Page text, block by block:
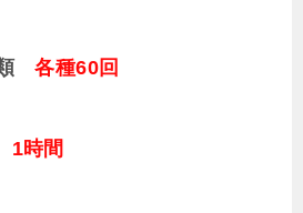
類各種60回
1時間